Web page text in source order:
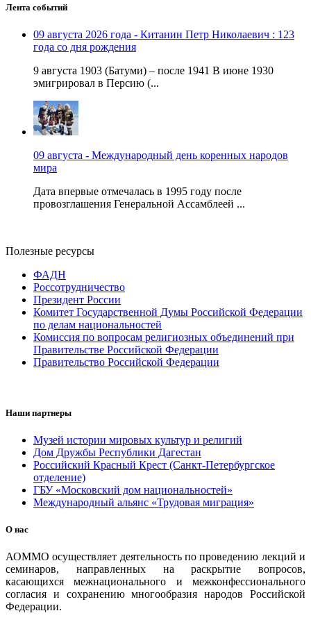
Лента событий
09 августа 2026 года - Китанин Петр Николаевич : 123
года со дня рождения
9 августа 1903 (Батуми) – после 1941 В июне 1930
эмигрировал в Персию (...
09 августа - Международный день коренных народов
мира
Дата впервые отмечалась в 1995 году после
провозглашения Генеральной Ассамблеей ...
Полезные ресурсы
ФАДН
Россотрудничество
Президент России
Комитет Государственной Думы Российской Федерации
по делам национальностей
Комиссия по вопросам религиозных объединений при
Правительстве Российской Федерации
Правительство Российской Федерации
Наши партнеры
Музей истории мировых культур и религий
Дом Дружбы Республики Дагестан
Российский Красный Крест (Санкт-Петербургское
отделение)
ГБУ «Московский дом национальностей»
Международный альянс «Трудовая миграция»
О нас
АОММО осуществляет деятельность по проведению лекций и
семинаров, направленных на раскрытие вопросов,
касающихся межнационального и межконфессионального
согласия и сохранению многообразия народов Российской
Федерации.